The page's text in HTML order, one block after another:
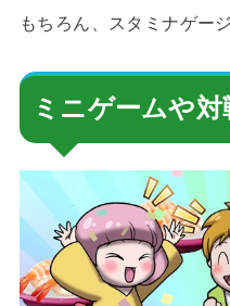
もちろん、スタミナゲー
ミニゲームや対